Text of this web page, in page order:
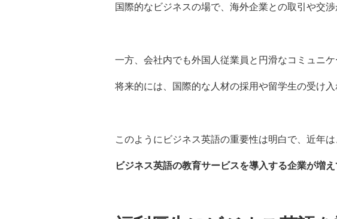
国際的なビジネスの場で、海外企業との取引や交
一方、会社内でも外国人従業員と円滑なコミュニケ
将来的には、国際的な人材の採用や留学生の受け入
このようにビジネス英語の重要性は明白で、近年は
ビジネス英語の教育サービスを導入する企業が増え